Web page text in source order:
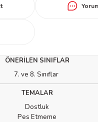
ÖNERİLEN SINIFLAR
7. ve 8. Sınıflar
TEMALAR
Dostluk
Pes Etmeme